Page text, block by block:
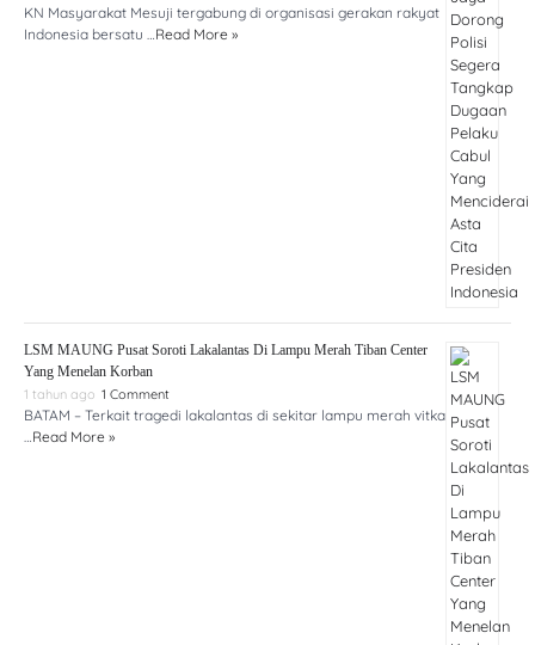
KN Masyarakat Mesuji tergabung di organisasi gerakan rakyat
Indonesia bersatu …Read More »
LSM MAUNG Pusat Soroti Lakalantas Di Lampu Merah Tiban Center
Yang Menelan Korban
1 tahun ago 1 Comment
BATAM – Terkait tragedi lakalantas di sekitar lampu merah vitka
…Read More »